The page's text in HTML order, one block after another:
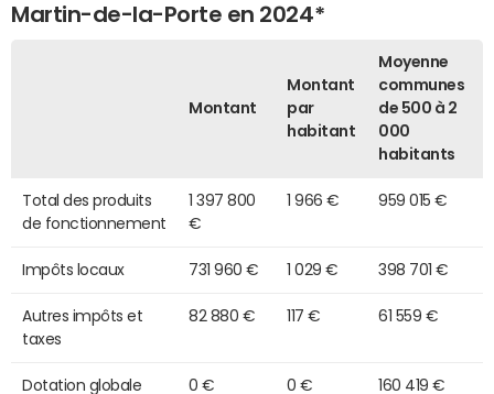
Martin-de-la-Porte en 2024*
Montant
Montant
par
habitant
Moyenne
communes
de 500 à 2
000
habitants
Total des produits
de fonctionnement
1 397 800
€
1 966 € 959 015 €
Impôts locaux 731 960 € 1 029 € 398 701 €
Autres impôts et
taxes
82 880 € 117 € 61 559 €
Dotation globale
0 € 0 € 160 419 €